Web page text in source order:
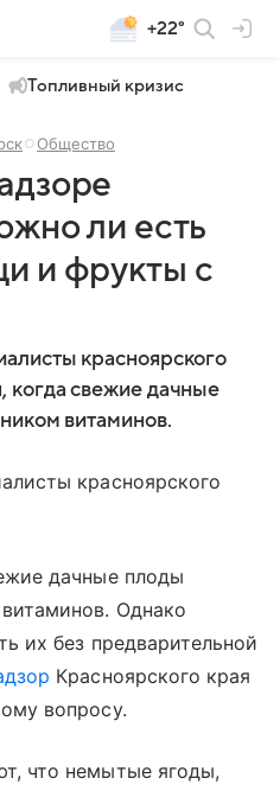
+22°
Топливный кризис
Общество
ли есть
и фрукты с
красноярского
когда свежие дачные
витаминов.
красноярского
дачные плоды
Однако
их без предварительной
Красноярского края
вопросу.
что немытые ягоды,